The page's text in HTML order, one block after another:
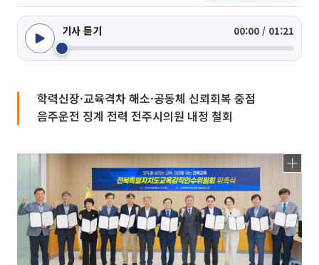
기사 듣기 00:00 / 01:21
학력신장·교육격차 해소·공동체 신뢰회복 중점
음주운전 징계 전력 전주시의원 내정 철회